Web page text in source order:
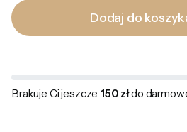
Dodaj do
Brakuje Ci jeszcze 150 złdo